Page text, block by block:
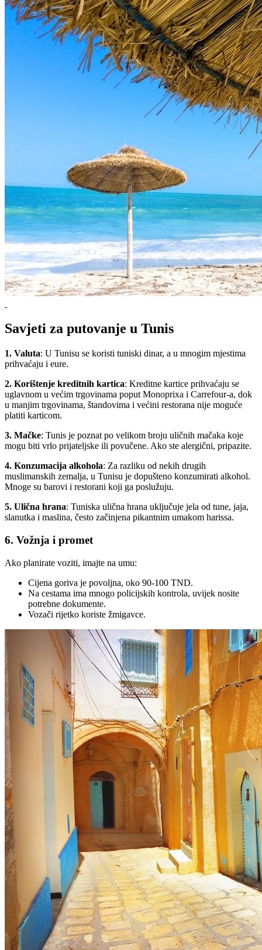
Savjeti za putovanje u Tunis
1. Valuta: U Tunisu se koristi tuniski dinar, a u mnogim mjestima
prihvaćaju i eure.
2. Korištenje kreditnih kartica: Kreditne kartice prihvaćaju se
uglavnom u većim trgovinama poput Monoprixa i Carrefour-a, dok
u manjim trgovinama, štandovima i većini restorana nije moguće
platiti karticom.
3. Mačke: Tunis je poznat po velikom broju uličnih mačaka koje
mogu biti vrlo prijateljske ili povučene. Ako ste alergični, pripazite.
4. Konzumacija alkohola: Za razliku od nekih drugih
muslimanskih zemalja, u Tunisu je dopušteno konzumirati alkohol.
Mnoge su barovi i restorani koji ga poslužuju.
5. Ulična hrana: Tuniska ulična hrana uključuje jela od tune, jaja,
slanutka i maslina, često začinjena pikantnim umakom harissa.
6. Vožnja i promet
Ako planirate voziti, imajte na umu:
Cijena goriva je povoljna, oko 90-100 TND.
Na cestama ima mnogo policijskih kontrola, uvijek nosite
potrebne dokumente.
Vozači rijetko koriste žmigavce.